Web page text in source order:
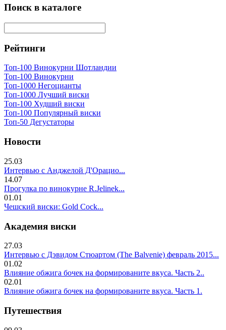
Поиск в каталоге
Рейтинги
Топ-100 Винокурни Шотландии
Топ-100 Винокурни
Топ-1000 Негоцианты
Топ-1000 Лучший виски
Топ-100 Худший виски
Топ-100 Популярный виски
Топ-50 Дегустаторы
Новости
25.03
Интервью с Анджелой Д'Орацио...
14.07
Прогулка по винокурне R.Jelinek...
01.01
Чешский виски: Gold Cock...
Академия виски
27.03
Интервью с Дэвидом Стюартом (The Balvenie) февраль 2015...
01.02
Влияние обжига бочек на формированите вкуса. Часть 2..
02.01
Влияние обжига бочек на формированите вкуса. Часть 1.
Путешествия